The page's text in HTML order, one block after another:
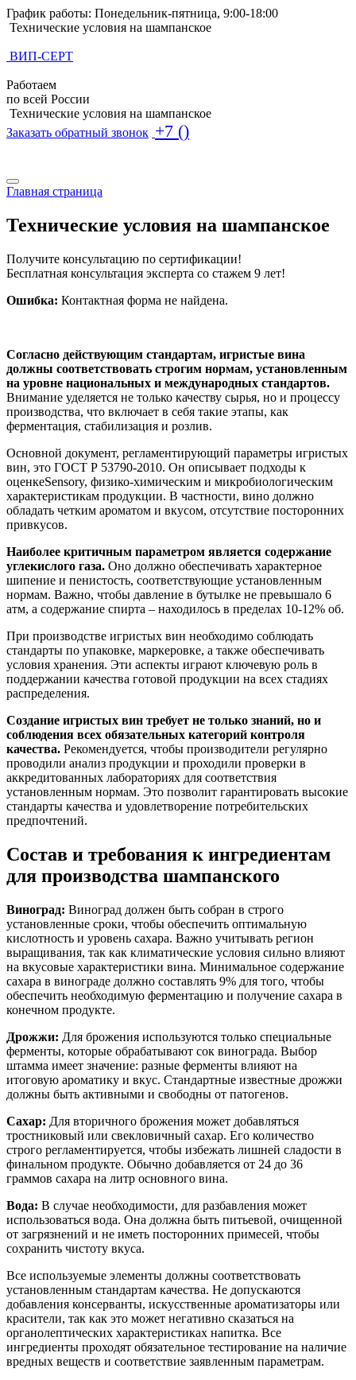
График работы: Понедельник-пятница, 9:00-18:00
Технические условия на шампанское
ВИП-СЕРТ
Работаем
по всей России
Технические условия на шампанское
Заказать обратный звонок +7 ()
Главная страница
Технические условия на шампанское
Получите консультацию по сертификации!
Бесплатная консультация эксперта со стажем 9 лет!
Ошибка: Контактная форма не найдена.
Согласно действующим стандартам, игристые вина
должны соответствовать строгим нормам, установленным
на уровне национальных и международных стандартов.
Внимание уделяется не только качеству сырья, но и процессу
производства, что включает в себя такие этапы, как
ферментация, стабилизация и розлив.
Основной документ, регламентирующий параметры игристых
вин, это ГОСТ Р 53790-2010. Он описывает подходы к
оценкеSensory, физико-химическим и микробиологическим
характеристикам продукции. В частности, вино должно
обладать четким ароматом и вкусом, отсутствие посторонних
привкусов.
Наиболее критичным параметром является содержание
углекислого газа. Оно должно обеспечивать характерное
шипение и пенистость, соответствующие установленным
нормам. Важно, чтобы давление в бутылке не превышало 6
атм, а содержание спирта – находилось в пределах 10-12% об.
При производстве игристых вин необходимо соблюдать
стандарты по упаковке, маркеровке, а также обеспечивать
условия хранения. Эти аспекты играют ключевую роль в
поддержании качества готовой продукции на всех стадиях
распределения.
Создание игристых вин требует не только знаний, но и
соблюдения всех обязательных категорий контроля
качества. Рекомендуется, чтобы производители регулярно
проводили анализ продукции и проходили проверки в
аккредитованных лабораториях для соответствия
установленным нормам. Это позволит гарантировать высокие
стандарты качества и удовлетворение потребительских
предпочтений.
Состав и требования к ингредиентам
для производства шампанского
Виноград: Виноград должен быть собран в строго
установленные сроки, чтобы обеспечить оптимальную
кислотность и уровень сахара. Важно учитывать регион
выращивания, так как климатические условия сильно влияют
на вкусовые характеристики вина. Минимальное содержание
сахара в винограде должно составлять 9% для того, чтобы
обеспечить необходимую ферментацию и получение сахара в
конечном продукте.
Дрожжи: Для брожения используются только специальные
ферменты, которые обрабатывают сок винограда. Выбор
штамма имеет значение: разные ферменты влияют на
итоговую ароматику и вкус. Стандартные известные дрожжи
должны быть активными и свободны от патогенов.
Сахар: Для вторичного брожения может добавляться
тростниковый или свекловичный сахар. Его количество
строго регламентируется, чтобы избежать лишней сладости в
финальном продукте. Обычно добавляется от 24 до 36
граммов сахара на литр основного вина.
Вода: В случае необходимости, для разбавления может
использоваться вода. Она должна быть питьевой, очищенной
от загрязнений и не иметь посторонних примесей, чтобы
сохранить чистоту вкуса.
Все используемые элементы должны соответствовать
установленным стандартам качества. Не допускаются
добавления консерванты, искусственные ароматизаторы или
красители, так как это может негативно сказаться на
органолептических характеристиках напитка. Все
ингредиенты проходят обязательное тестирование на наличие
вредных веществ и соответствие заявленным параметрам.